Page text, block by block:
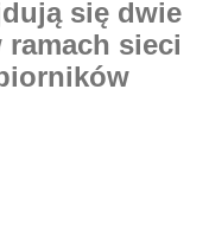
się dwie
ramach sieci